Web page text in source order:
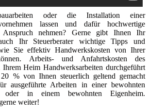
oder die Installation einer
lassen und dafür hochwertige
Anspruch nehmen? Gerne gibt Ihnen Ihr
Ihr Steuerberater wichtige Tipps und
Sie effektiv Handwerkskosten von Ihrer
Arbeits- und Anfahrtskosten des
Heim Handwerksarbeiten durchgeführt
% von Ihnen steuerlich geltend gemacht
ausgeführte Arbeiten in einer bewohnten
oder in einem bewohnten Eigenheim.
weiter!